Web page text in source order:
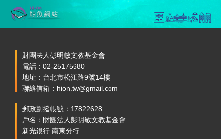
財團法人彭明敏文教基金會
電話：02-25175680
地址：台北市松江路9號14樓
聯絡信箱：hion.tw@gmail.com
郵政劃撥帳號：17822628
戶名：財團法人彭明敏文教基金會
新光銀行 南東分行